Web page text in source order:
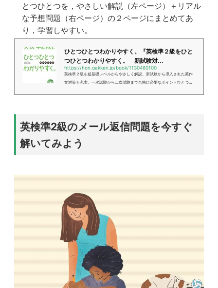
とつひとつを，やさしい解説（左ページ）＋リアル
な予想問題（右ページ）の２ページにまとめてあ
り，学習しやすい。
ひとつひとつわかりやすく。『英検準２級をひと
つひとつわかりやすく。 新試験対...
https://hon.gakken.jp/book/1130460100
英検準２級を超基礎レベルからやさしく解説。新試験から導入された英作
文対策も充実。一次試験から二次試験まで合格に必要なポイントひとつひ
英検準2級のメール返信問題を今すぐ
解いてみよう